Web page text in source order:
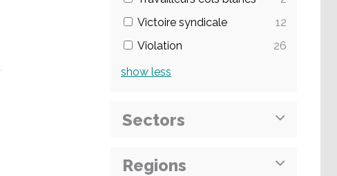
Victoire syndicale
12
Violation
26
show less
Sectors
Regions